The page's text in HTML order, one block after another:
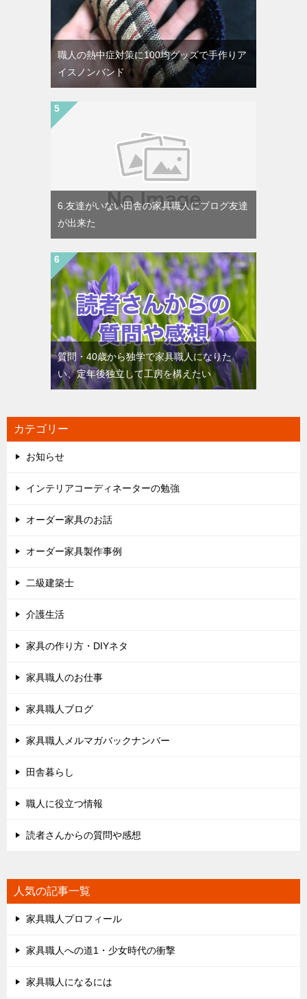
職人の熱中症対策に100均グッズで手作りア
イスノンバンド
6.友達がいない田舎の家具職人にブログ友達
が出来た
質問・40歳から独学で家具職人になりた
い、定年後独立して工房を構えたい
カテゴリー
お知らせ
インテリアコーディネーターの勉強
オーダー家具のお話
オーダー家具製作事例
二級建築士
介護生活
家具の作り方・DIYネタ
家具職人のお仕事
家具職人ブログ
家具職人メルマガバックナンバー
田舎暮らし
職人に役立つ情報
読者さんからの質問や感想
人気の記事一覧
家具職人プロフィール
家具職人への道1・少女時代の衝撃
家具職人になるには